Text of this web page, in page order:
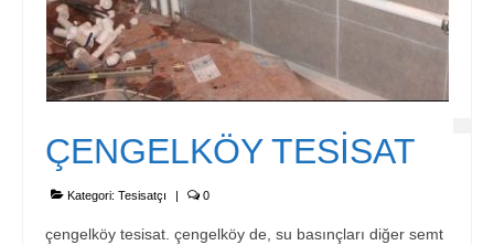
ÇENGELKÖY TESİSAT
Kategori: Tesisatçı | 0
çengelköy tesisat. çengelköy de, su basınçları diğer semt